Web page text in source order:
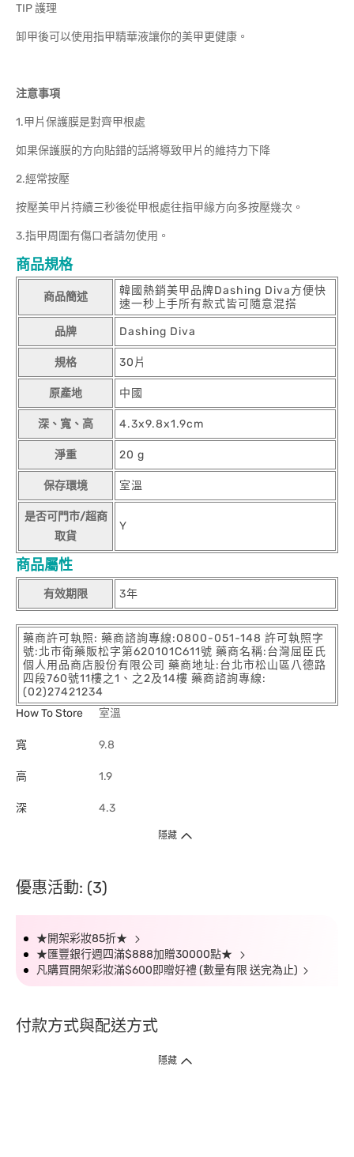
TIP 護理
卸甲後可以使用指甲精華液讓你的美甲更健康。
注意事項
1.甲片保護膜是對齊甲根處
如果保護膜的方向貼錯的話將導致甲片的維持力下降
2.經常按壓
按壓美甲片持續三秒後從甲根處往指甲緣方向多按壓幾次。
3.指甲周圍有傷口者請勿使用。
商品規格
商品簡述
韓國熱銷美甲品牌Dashing Diva方便快
速一秒上手所有款式皆可隨意混搭
品牌 Dashing Diva
規格 30片
原產地 中國
深、寬、高 4.3x9.8x1.9cm
淨重 20 g
保存環境 室溫
是否可門市/超商
取貨
Y
商品屬性
有效期限 3年
藥商許可執照: 藥商諮詢專線:0800-051-148 許可執照字
號:北市衛藥販松字第620101C611號 藥商名稱:台灣屈臣氏
個人用品商店股份有限公司 藥商地址:台北市松山區八德路
四段760號11樓之1、之2及14樓 藥商諮詢專線:
(02)27421234
How To Store
室溫
寬 9.8
高 1.9
深 4.3
隱藏
優惠活動: (3)
★開架彩妝85折★
★匯豐銀行週四滿$888加贈30000點★
凡購買開架彩妝滿$600即贈好禮 (數量有限 送完為止)
付款方式與配送方式
隱藏